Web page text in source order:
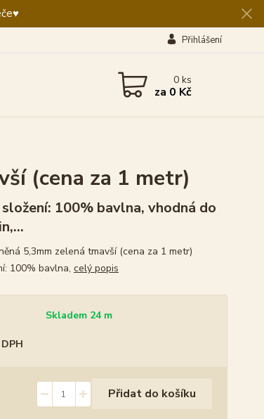
Přihlášení
0ks
za 0 Kč
(cena za 1 metr)
100% bavlna, vhodná do
5,3mm zelená tmavší (cena za 1 metr)
100% bavlna, celý popis
Skladem 24 m
Přidat do košíku